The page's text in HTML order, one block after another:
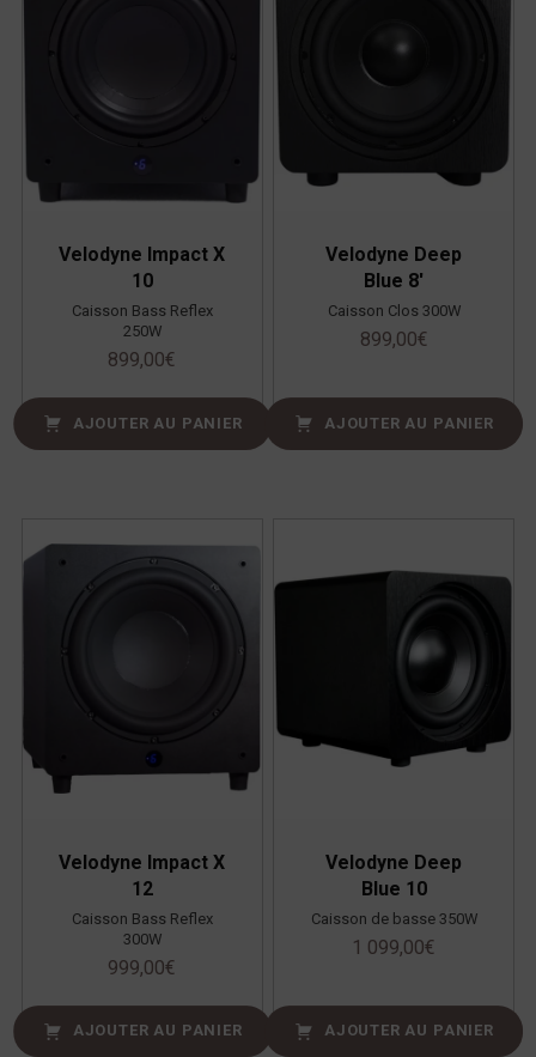
Velodyne Impact X
10
Caisson Bass Reflex
250W
899,00€
AJOUTER AU PANIER
Velodyne Deep
Blue 8′
Caisson Clos 300W
899,00€
AJOUTER AU PANIER
Velodyne Impact X
12
Caisson Bass Reflex
300W
999,00€
AJOUTER AU PANIER
Velodyne Deep
Blue 10
Caisson de basse 350W
1 099,00€
AJOUTER AU PANIER